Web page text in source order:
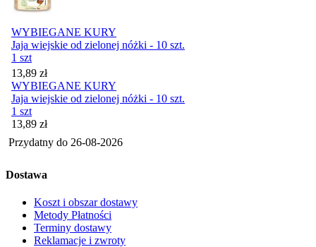
WYBIEGANE KURY
Jaja wiejskie od zielonej nóżki - 10 szt.
1 szt
Cena
13,89 zł
WYBIEGANE KURY
Jaja wiejskie od zielonej nóżki - 10 szt.
1 szt
Cena
13,89 zł
Przydatny do 26-08-2026
Dostawa
Koszt i obszar dostawy
Metody Płatności
Terminy dostawy
Reklamacje i zwroty